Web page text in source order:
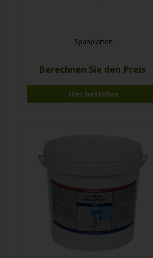
Spanplatten
Berechnen Sie den Preis
Hier bestellen